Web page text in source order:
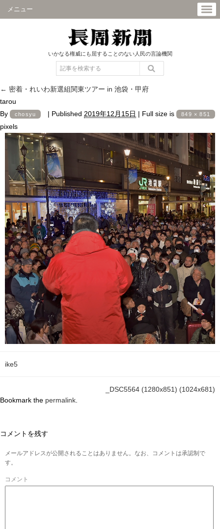
メニュー
いかなる権威にも屈することのない人民の言論機関
← 密着・れいわ新選組関東ツアー in 池袋・甲府
tarou
By
chosyu | Published 2019年12月15日 | Full size is 849 × 851
pixels
ike5
_DSC5564 (1280x851) (1024x681)
Bookmark the permalink
コメントを残す
メールアドレスが公開されることはありません。なお、コメントは承認制で
す。
コメント